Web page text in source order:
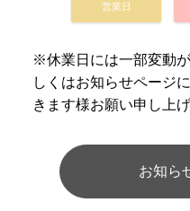
営業日
※休業日には一部変動
しくはお知らせページ
きます様お願い申し上げ
お知ら